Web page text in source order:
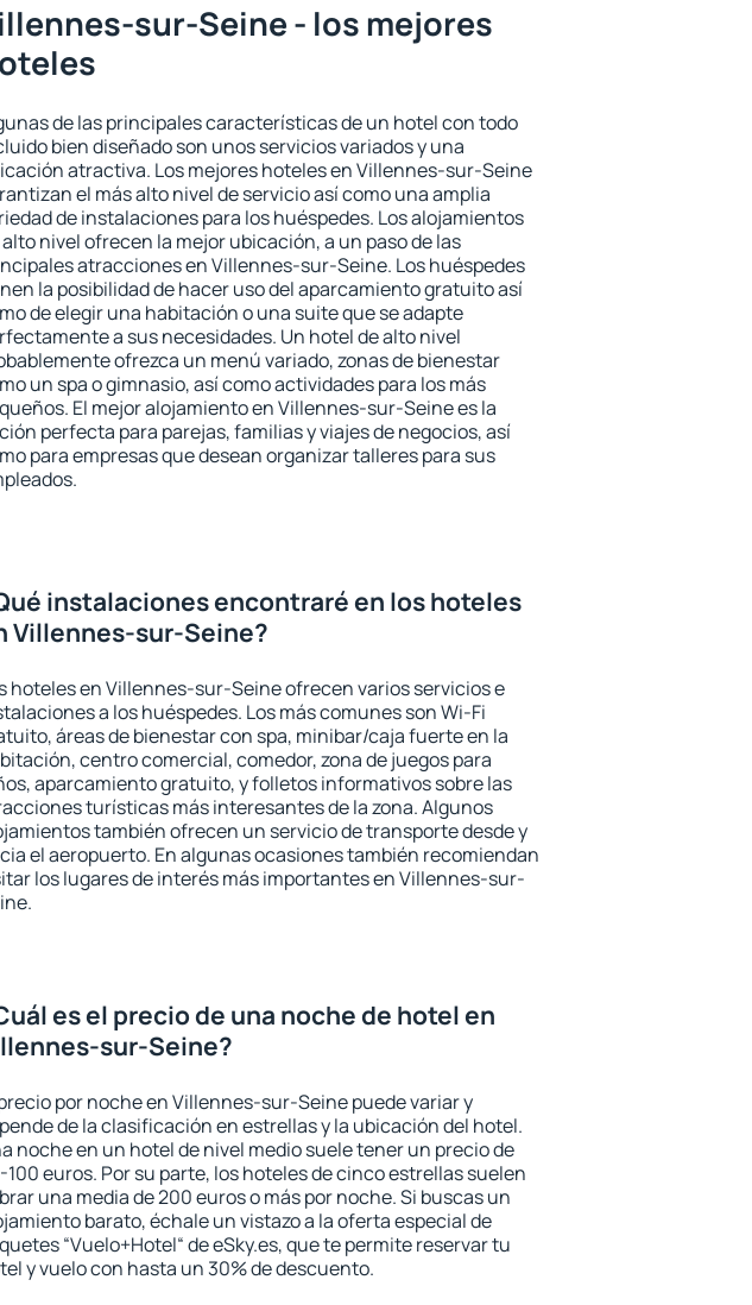
sur-Seine - los mejores
de las principales características de un hotel con todo
bien diseñado son unos servicios variados y una
atractiva. Los mejores hoteles en Villennes-sur-Seine
el más alto nivel de servicio así como una amplia
de instalaciones para los huéspedes. Los alojamientos
nivel ofrecen la mejor ubicación, a un paso de las
atracciones en Villennes-sur-Seine. Los huéspedes
la posibilidad de hacer uso del aparcamiento gratuito así
de elegir una habitación o una suite que se adapte
a sus necesidades. Un hotel de alto nivel
ofrezca un menú variado, zonas de bienestar
un spa o gimnasio, así como actividades para los más
El mejor alojamiento en Villennes-sur-Seine es la
perfecta para parejas, familias y viajes de negocios, así
para empresas que desean organizar talleres para sus
instalaciones encontraré en los hoteles
Villennes-sur-Seine?
hoteles en Villennes-sur-Seine ofrecen varios servicios e
a los huéspedes. Los más comunes son Wi-Fi
áreas de bienestar con spa, minibar/caja fuerte en la
centro comercial, comedor, zona de juegos para
aparcamiento gratuito, y folletos informativos sobre las
turísticas más interesantes de la zona. Algunos
también ofrecen un servicio de transporte desde y
el aeropuerto. En algunas ocasiones también recomiendan
los lugares de interés más importantes en Villennes-sur-
es el precio de una noche de hotel en
sur-Seine?
por noche en Villennes-sur-Seine puede variar y
de la clasificación en estrellas y la ubicación del hotel.
noche en un hotel de nivel medio suele tener un precio de
100 euros. Por su parte, los hoteles de cinco estrellas suelen
una media de 200 euros o más por noche. Si buscas un
barato, échale un vistazo a la oferta especial de
“Vuelo+Hotel“ de eSky.es, que te permite reservar tu
y vuelo con hasta un 30% de descuento.